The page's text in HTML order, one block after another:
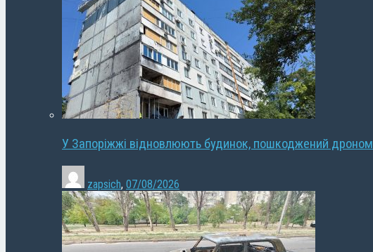
У Запоріжжі відновлюють будинок, пошкоджений дроном
zapsich, 07/08/2026